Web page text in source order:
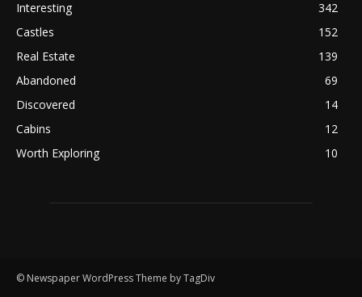
Interesting
342
Castles
152
Real Estate
139
Abandoned
69
Discovered
14
Cabins
12
Worth Exploring
10
© Newspaper WordPress Theme by TagDiv